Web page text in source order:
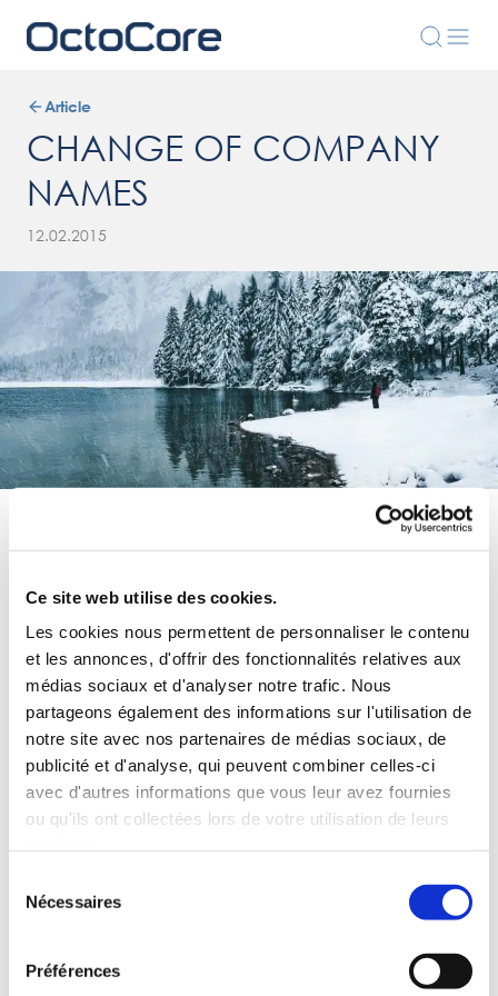
Ce site web utilise des cookies.
Les cookies nous permettent de personnaliser le contenu
et les annonces, d'offrir des fonctionnalités relatives aux
médias sociaux et d'analyser notre trafic. Nous
partageons également des informations sur l'utilisation de
notre site avec nos partenaires de médias sociaux, de
publicité et d'analyse, qui peuvent combiner celles-ci
avec d'autres informations que vous leur avez fournies
ou qu'ils ont collectées lors de votre utilisation de leurs
Nécessaires
Préférences
Article
CHANGE OF COMPANY
NAMES
12.02.2015
To be clearer and sharper in our communication we
Starting April 1st, 2015 we will change our company
names from IQF Frost AB to OctoCore AB, IQF Frost Inc
to OctoCore Inc and our service company ProFrost AB,
will be named OctoCore Technology AB. All companies
will be part of the OctoCore Group with existing owner
structure. Our next step will be noticeable on our
website,www.octocore.comthat will get a new design
during summer. We look forward to a continued fruitful
co-operation and are glad having you on board on our
new exiting journey.
More From Us